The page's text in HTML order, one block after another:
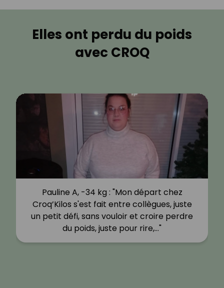
Elles ont perdu du poids
avec CROQ
Pauline A, -34 kg : "Mon départ chez
Croq’Kilos s'est fait entre collègues, juste
un petit défi, sans vouloir et croire perdre
du poids, juste pour rire,…"